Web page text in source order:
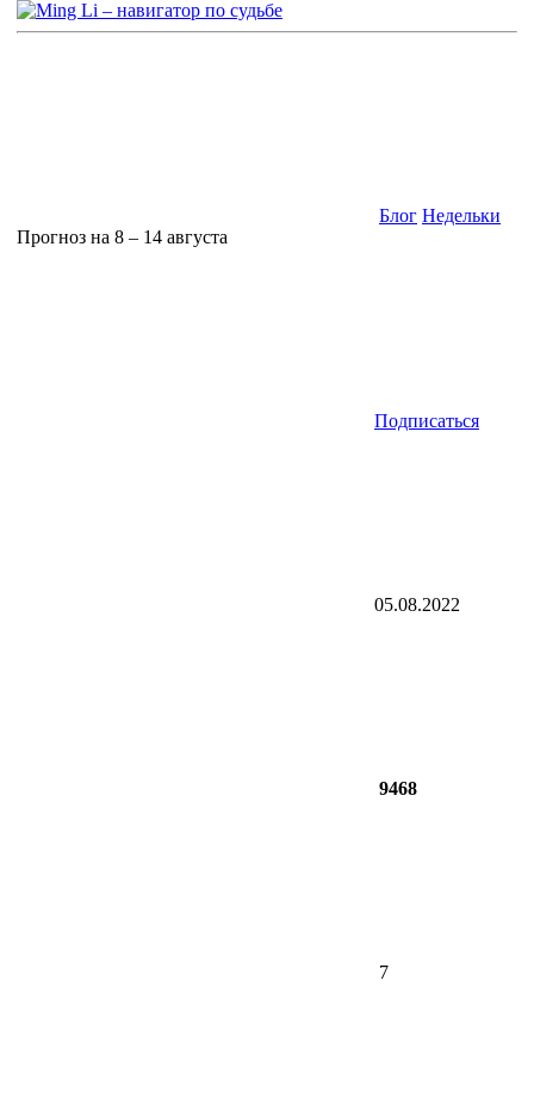
Блог Недельки
Прогноз на 8 – 14 августа
Подписаться
05.08.2022
9468
7